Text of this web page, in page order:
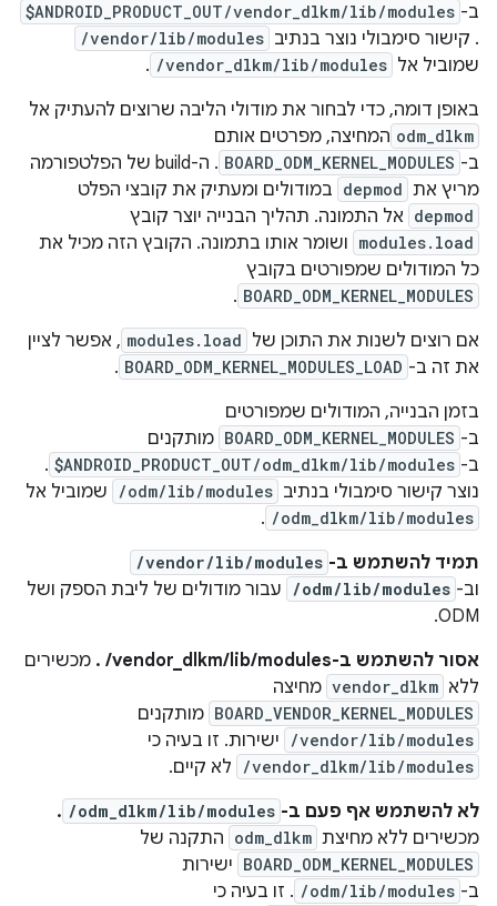
ב- $ANDROID_PRODUCT_OUT/vendor_dlkm/lib/modules
. קישור סימבולי נוצר בנתיב /vendor/lib/modules
שמוביל אל /vendor_dlkm/lib/modules
.
באופן דומה, כדי לבחור את מודולי הליבה שרוצים להעתיק אל
odm_dlkm המחיצה, מפרטים אותם
ב- BOARD_ODM_KERNEL_MODULES
. ה-build של הפלטפורמה
מריץ את depmod במודולים ומעתיק את קובצי הפלט
depmod אל התמונה. תהליך הבנייה יוצר קובץ
modules.load ושומר אותו בתמונה. הקובץ הזה מכיל את
כל המודולים שמפורטים בקובץ
BOARD_ODM_KERNEL_MODULES
.
אם רוצים לשנות את התוכן של modules.load , אפשר לציין
את זה ב- BOARD_ODM_KERNEL_MODULES_LOAD
.
בזמן הבנייה, המודולים שמפורטים
ב- BOARD_ODM_KERNEL_MODULES מותקנים
ב- $ANDROID_PRODUCT_OUT/odm_dlkm/lib/modules
.
נוצר קישור סימבולי בנתיב /odm/lib/modules שמוביל אל
/odm_dlkm/lib/modules
.
תמיד להשתמש ב- /vendor/lib/modules
וב- /odm/lib/modules עבור מודולים של ליבת הספק ושל
ODM.
אסור להשתמש ב-‎ /vendor_dlkm/lib/modules.
מכשירים
ללא vendor_dlkm מחיצה
BOARD_VENDOR_KERNEL_MODULES מותקנים
/vendor/lib/modules ישירות. זו בעיה כי
/vendor_dlkm/lib/modules
לא קיים.
לא להשתמש אף פעם ב- /odm_dlkm/lib/modules
.
מכשירים ללא מחיצת odm_dlkm התקנה של
BOARD_ODM_KERNEL_MODULES ישירות
ב- /odm/lib/modules . זו בעיה כי